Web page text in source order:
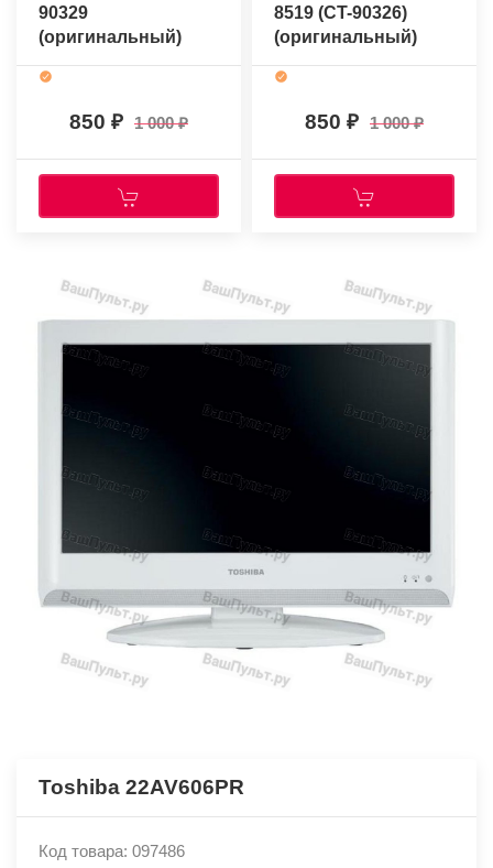
90329
(оригинальный)
850 1 000
8519 (CT-90326)
(оригинальный)
850 1 000
Toshiba 22AV606PR
Код товара: 097486